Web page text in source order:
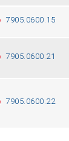
7905.0600.15
7905.0600.21
7905.0600.22